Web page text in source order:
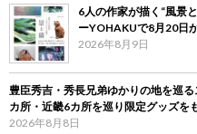
6人の作家が描く“風景
ーYOHAKUで8月20日
2026年8月9日
豊臣秀吉・秀長兄弟ゆかりの地を巡
カ所・近畿6カ所を巡り限定グッズを
2026年8月8日